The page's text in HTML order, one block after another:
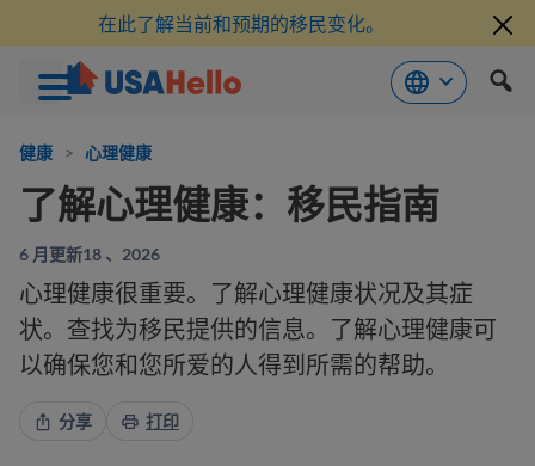
在此了解当前和预期的移民变化。
健康 > 心理健康
了解心理健康：移民指南
6 月更新18 、2026
心理健康很重要。了解心理健康状况及其症
状。查找为移民提供的信息。了解心理健康可
以确保您和您所爱的人得到所需的帮助。
分享 打印